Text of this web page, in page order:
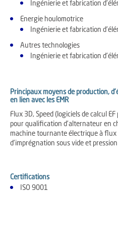
Ingénierie et fabrication
Energie houlomotrice
Ingénierie et fabrication
Autres technologies
Ingénierie et fabrication
Principaux moyens de production,
en lien avec les EMR
Flux 3D, Speed (logiciels de calcul
pour qualification d'alternateur en
machine tournante électrique à flux
d'imprégnation sous vide et pression
Certifications
ISO 9001